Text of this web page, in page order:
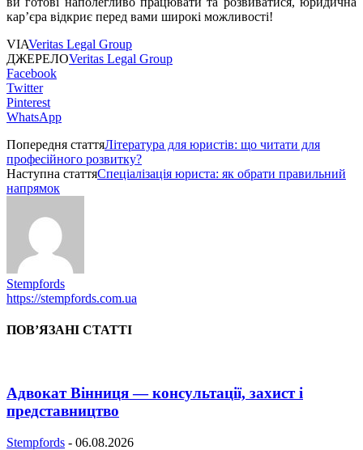
кар’єра відкриє перед вами широкі можливості!
VIAVeritas Legal Group
ДЖЕРЕЛОVeritas Legal Group
Facebook
Twitter
Pinterest
WhatsApp
Попередня статтяЛітература для юристів: що читати для
професійного розвитку?
Наступна статтяСпеціалізація юриста: як обрати правильний
напрямок
Stempfords
https://stempfords.com.ua
ПОВ’ЯЗАНІ СТАТТІ
Адвокат Вінниця — консультації, захист і
представництво
Stempfords - 06.08.2026